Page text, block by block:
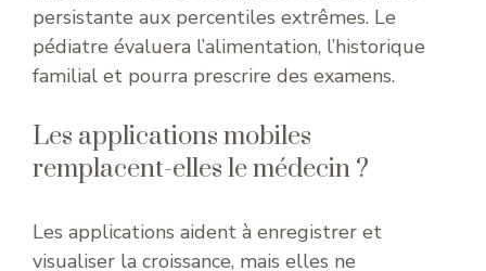
persistante aux percentiles extrêmes. Le
pédiatre évaluera l’alimentation, l’historique
familial et pourra prescrire des examens.
Les applications mobiles
remplacent-elles le médecin ?
Les applications aident à enregistrer et
visualiser la croissance, mais elles ne